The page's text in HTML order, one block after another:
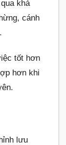
khá
cánh
tốt hơn
hơn khi
lưu